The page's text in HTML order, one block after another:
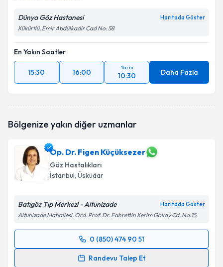
Dünya Göz Hastanesi Haritada Göster
Kükürtlü, Emir Abdülkadir Cad No: 58
En Yakın Saatler
15:30 16:00
Yarın
10:30 Daha Fazla
Bölgenize yakın diğer uzmanlar
Op. Dr. Figen Küçüksezer
Göz Hastalıkları
İstanbul, Üsküdar
Batıgöz Tıp Merkezi - Altunizade Haritada Göster
Altunizade Mahallesi, Ord. Prof. Dr. Fahrettin Kerim Gökay Cd. No:15
0 (850) 474 90 51
Randevu Talep Et
Randevu Takvimi Talebi